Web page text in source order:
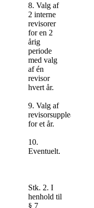
8. Valg af
2 interne
revisorer
for en 2
årig
periode
med valg
af én
revisor
hvert år.
9. Valg af
revisorsuppleant
for et år.
10.
Eventuelt.
Stk. 2. I
henhold til
§ 7